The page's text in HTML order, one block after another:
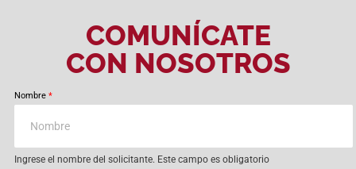
COMUNÍCATE
CON NOSOTROS
Nombre *
Ingrese el nombre del solicitante. Este campo es obligatorio